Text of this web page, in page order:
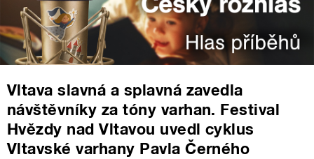
Vltava slavná a splavná zavedla
návštěvníky za tóny varhan. Festival
Hvězdy nad Vltavou uvedl cyklus
Vltavské varhany Pavla Černého